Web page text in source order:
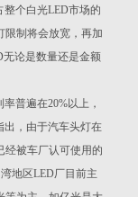
个白光LED市场的
限制将会放宽，再加
无论是数量还是金额
普遍在20%以上，
出，由于汽车头灯在
经被车厂认可使用的
地区LED厂目前主